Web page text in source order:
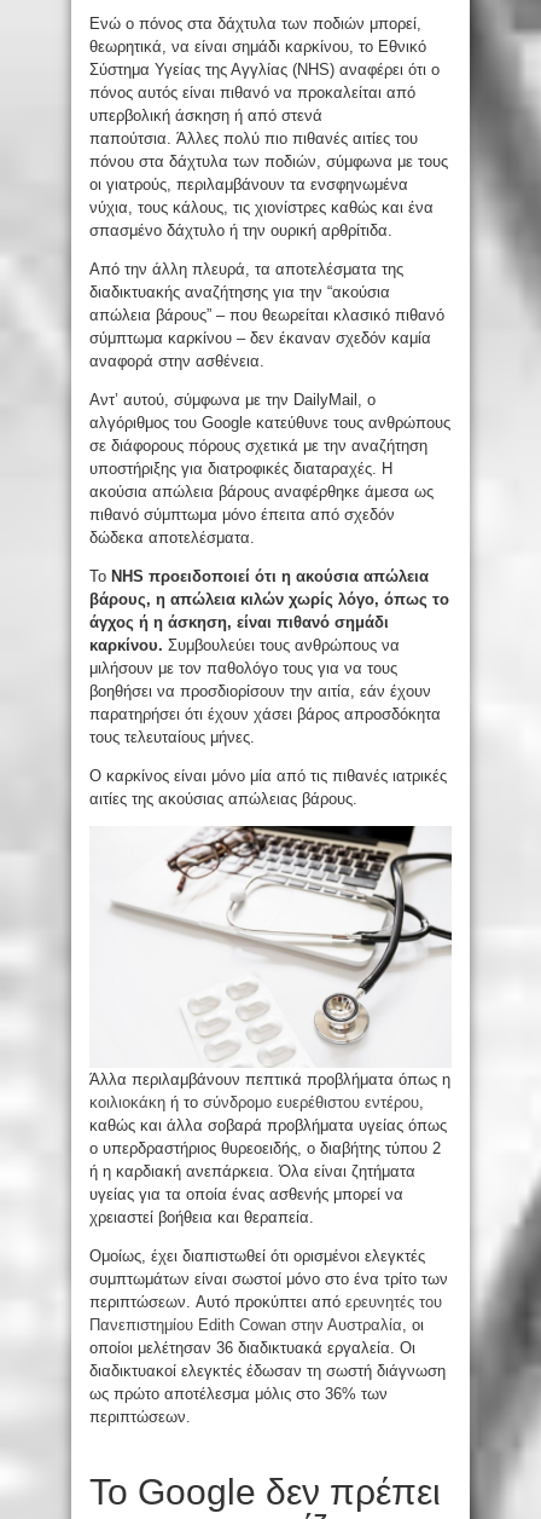
Ενώ ο πόνος στα δάχτυλα των ποδιών μπορεί,
θεωρητικά, να είναι σημάδι καρκίνου, το Εθνικό
Σύστημα Υγείας της Αγγλίας (NHS) αναφέρει ότι ο
πόνος αυτός είναι πιθανό να προκαλείται από
υπερβολική άσκηση ή από στενά
παπούτσια. Άλλες πολύ πιο πιθανές αιτίες του
πόνου στα δάχτυλα των ποδιών, σύμφωνα με τους
οι γιατρούς, περιλαμβάνουν τα ενσφηνωμένα
νύχια, τους κάλους, τις χιονίστρες καθώς και ένα
σπασμένο δάχτυλο ή την ουρική αρθρίτιδα.
Από την άλλη πλευρά, τα αποτελέσματα της
διαδικτυακής αναζήτησης για την “ακούσια
απώλεια βάρους” – που θεωρείται κλασικό πιθανό
σύμπτωμα καρκίνου – δεν έκαναν σχεδόν καμία
αναφορά στην ασθένεια.
Αντ’ αυτού, σύμφωνα με την DailyMail, ο
αλγόριθμος του Google κατεύθυνε τους ανθρώπους
σε διάφορους πόρους σχετικά με την αναζήτηση
υποστήριξης για διατροφικές διαταραχές. Η
ακούσια απώλεια βάρους αναφέρθηκε άμεσα ως
πιθανό σύμπτωμα μόνο έπειτα από σχεδόν
δώδεκα αποτελέσματα.
Το NHS προειδοποιεί ότι η ακούσια απώλεια
βάρους, η απώλεια κιλών χωρίς λόγο, όπως το
άγχος ή η άσκηση, είναι πιθανό σημάδι
καρκίνου. Συμβουλεύει τους ανθρώπους να
μιλήσουν με τον παθολόγο τους για να τους
βοηθήσει να προσδιορίσουν την αιτία, εάν έχουν
παρατηρήσει ότι έχουν χάσει βάρος απροσδόκητα
τους τελευταίους μήνες.
Ο καρκίνος είναι μόνο μία από τις πιθανές ιατρικές
αιτίες της ακούσιας απώλειας βάρους.
Άλλα περιλαμβάνουν πεπτικά προβλήματα όπως η
κοιλιοκάκη ή το σύνδρομο ευερέθιστου εντέρου
καθώς και άλλα σοβαρά προβλήματα υγείας όπως
ο υπερδραστήριος θυρεοειδής, ο διαβήτης τύπου 2
ή η καρδιακή ανεπάρκεια. Όλα είναι ζητήματα
υγείας για τα οποία ένας ασθενής μπορεί να
χρειαστεί βοήθεια και θεραπεία.
Ομοίως, έχει διαπιστωθεί ότι ορισμένοι ελεγκτές
συμπτωμάτων είναι σωστοί μόνο στο ένα τρίτο των
περιπτώσεων. Αυτό προκύπτει από ερευνητές του
Πανεπιστημίου Edith Cowan στην Αυστραλία , οι
οποίοι μελέτησαν 36 διαδικτυακά εργαλεία. Οι
διαδικτυακοί ελεγκτές έδωσαν τη σωστή διάγνωση
ως πρώτο αποτέλεσμα μόλις στο 36% των
περιπτώσεων.
Το Google δεν πρέπει